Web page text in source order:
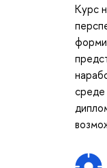
Курс
среде